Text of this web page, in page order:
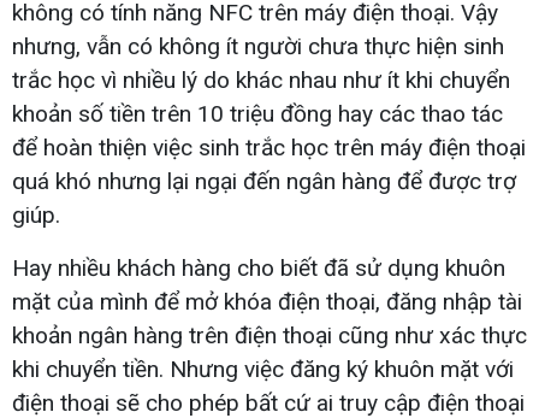
không có tính năng NFC trên máy điện thoại. Vậy
nhưng, vẫn có không ít người chưa thực hiện sinh
trắc học vì nhiều lý do khác nhau như ít khi chuyển
khoản số tiền trên 10 triệu đồng hay các thao tác
để hoàn thiện việc sinh trắc học trên máy điện thoại
quá khó nhưng lại ngại đến ngân hàng để được trợ
giúp.
Hay nhiều khách hàng cho biết đã sử dụng khuôn
mặt của mình để mở khóa điện thoại, đăng nhập tài
khoản ngân hàng trên điện thoại cũng như xác thực
khi chuyển tiền. Nhưng việc đăng ký khuôn mặt với
điện thoại sẽ cho phép bất cứ ai truy cập điện thoại